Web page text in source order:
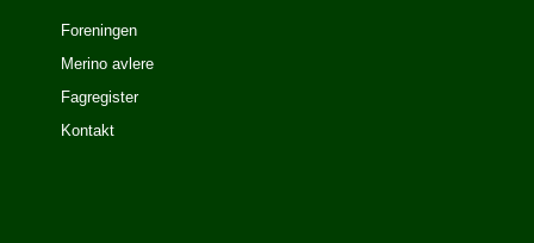
Foreningen
Merino avlere
Fagregister
Kontakt